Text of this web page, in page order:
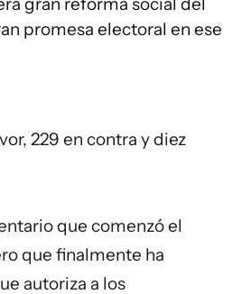
promesa electoral en ese
229 en contra y diez
que comenzó el
que finalmente ha
autoriza a los